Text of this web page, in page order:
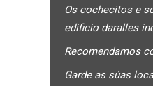
Os cochecitos e
edificio daralles
Recomendamos
Garde as súas